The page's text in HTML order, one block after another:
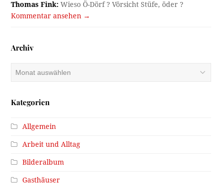
Thomas Fink: Wieso Ö-Dörf ? Vörsicht Stüfe, öder ?
Kommentar ansehen →
Archiv
Archiv
Kategorien
Allgemein
Arbeit und Alltag
Bilderalbum
Gasthäuser